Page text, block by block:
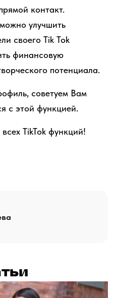
контакт.
улучшить
своего Tik Tok
финансовую
потенциала.
советуем Вам
с этой функцией.
TikTok функций!